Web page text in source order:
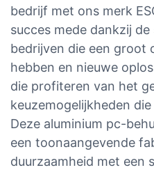
bedrijf met ons merk
succes mede dankzij
bedrijven die een groot
hebben en nieuwe
die profiteren van het
keuzemogelijkheden
Deze aluminium pc-
een toonaangevende
duurzaamheid met een